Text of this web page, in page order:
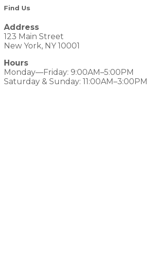
Find Us
Address
123 Main Street
New York, NY 10001
Hours
Monday—Friday: 9:00AM–5:00PM
Saturday & Sunday: 11:00AM–3:00PM